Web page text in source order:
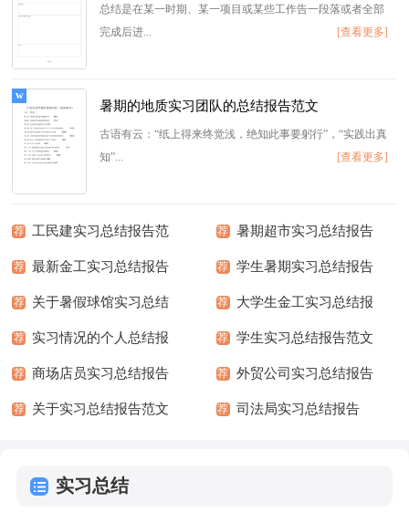
总结是在某一时期、某一项目或某些工作告一段落或者全部
完成后进...
[查看更多]
暑期的地质实习团队的总结报告范文
古语有云：“纸上得来终觉浅，绝知此事要躬行”，“实践出真
知”...
[查看更多]
荐 工民建实习总结报告范
文
荐 暑期超市实习总结报告
荐 最新金工实习总结报告 荐 学生暑期实习总结报告
格式
荐 关于暑假球馆实习总结
报告
荐 大学生金工实习总结报
告例文
荐 实习情况的个人总结报
告范文
荐 学生实习总结报告范文
荐 商场店员实习总结报告 荐 外贸公司实习总结报告
荐 关于实习总结报告范文 荐 司法局实习总结报告
实习总结